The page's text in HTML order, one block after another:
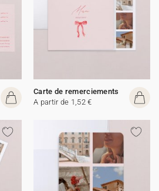
Carte de remerciements
A partir de 1,52 €